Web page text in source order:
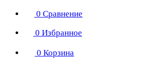
0 Сравнение
0 Избранное
0 Корзина